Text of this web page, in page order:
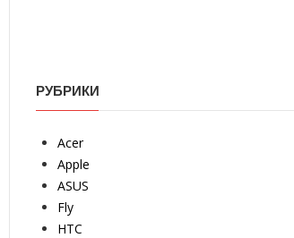
РУБРИКИ
Acer
Apple
ASUS
Fly
HTC